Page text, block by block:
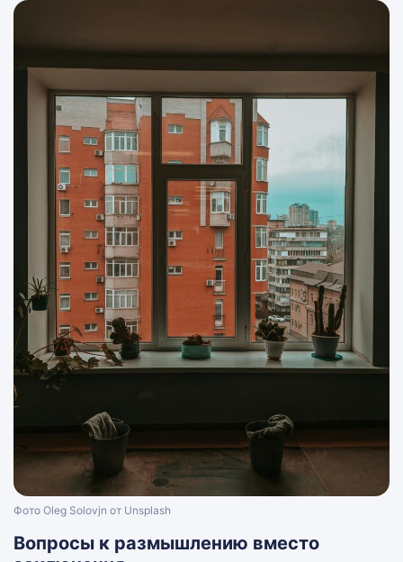
Фото Oleg Solovjn от Unsplash
Вопросы к размышлению вместо